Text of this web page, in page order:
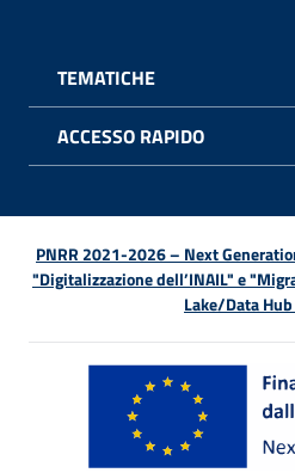
TEMATICHE
ACCESSO RAPIDO
PNRR 2021-2026 – Next
"Digitalizzazione dell’INAIL" e
Lake/Data